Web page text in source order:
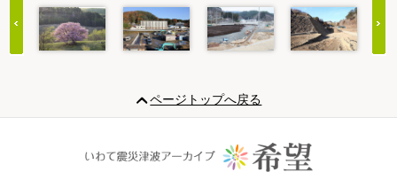
20
ページトップへ戻る